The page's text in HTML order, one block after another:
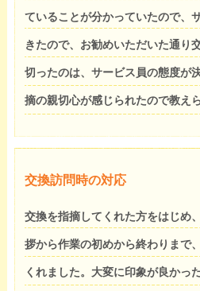
ていることが分かっていたので、
きたので、お勧めいただいた通り
切ったのは、サービス員の態度が
摘の親切心が感じられたので教え
交換訪問時の対応
交換を指摘してくれた方をはじめ
拶から作業の初めから終わりまで
くれました。大変に印象が良かっ